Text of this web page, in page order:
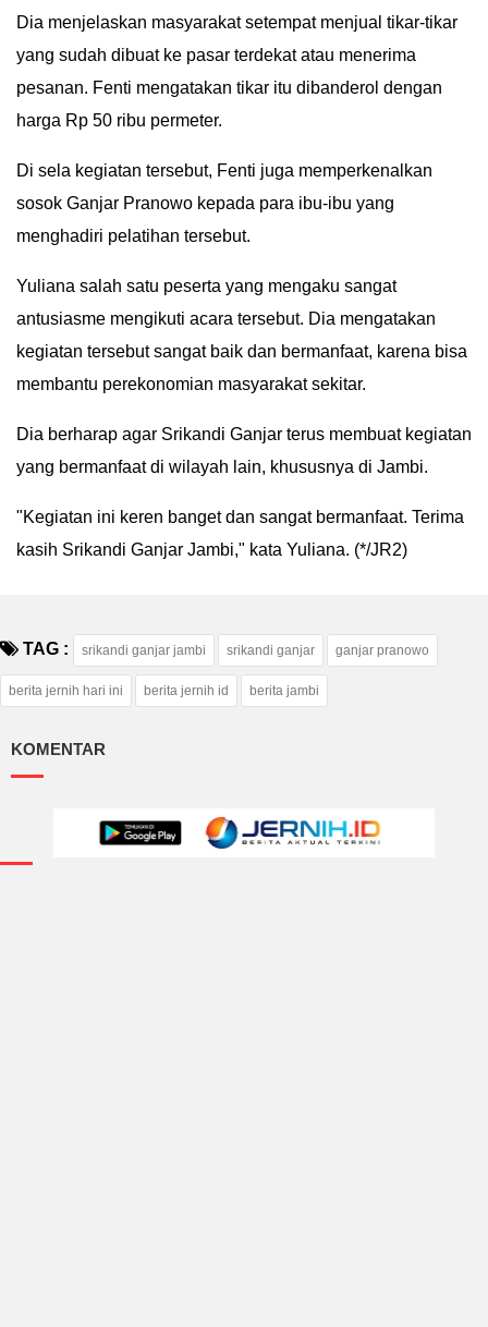
Dia menjelaskan masyarakat setempat menjual tikar-tikar
yang sudah dibuat ke pasar terdekat atau menerima
pesanan. Fenti mengatakan tikar itu dibanderol dengan
harga Rp 50 ribu permeter.
Di sela kegiatan tersebut, Fenti juga memperkenalkan
sosok Ganjar Pranowo kepada para ibu-ibu yang
menghadiri pelatihan tersebut.
Yuliana salah satu peserta yang mengaku sangat
antusiasme mengikuti acara tersebut. Dia mengatakan
kegiatan tersebut sangat baik dan bermanfaat, karena bisa
membantu perekonomian masyarakat sekitar.
Dia berharap agar Srikandi Ganjar terus membuat kegiatan
yang bermanfaat di wilayah lain, khususnya di Jambi.
"Kegiatan ini keren banget dan sangat bermanfaat. Terima
kasih Srikandi Ganjar Jambi," kata Yuliana. (*/JR2)
TAG : srikandi ganjar jambi srikandi ganjar ganjar pranowo
berita jernih hari ini berita jernih id berita jambi
KOMENTAR